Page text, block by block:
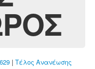
| Τέλος Ανανέωσης